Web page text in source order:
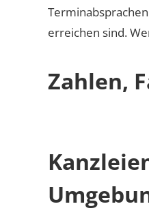
erreichen sind.
Zahlen,